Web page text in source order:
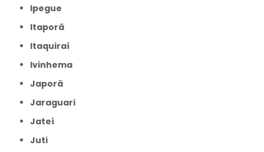
Ipegue
Itaporã
Itaquiraí
Ivinhema
Japorã
Jaraguari
Jateí
Juti